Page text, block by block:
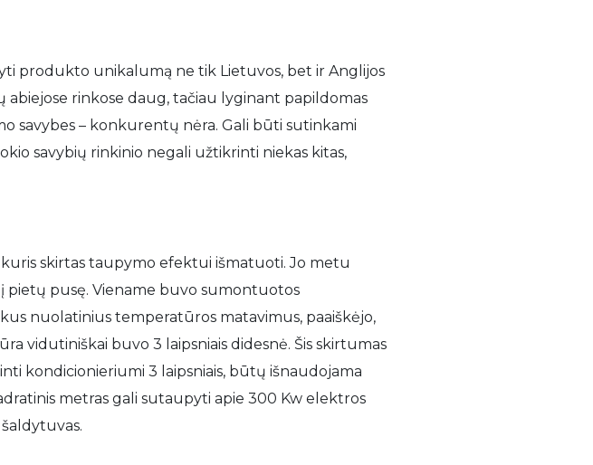
produkto unikalumą ne tik Lietuvos, bet ir Anglijos
rinkose daug, tačiau lyginant papildomas
savybes – konkurentų nėra. Gali būti sutinkami
savybių rinkinio negali užtikrinti niekas kitas,
skirtas taupymo efektui išmatuoti. Jo metu
pusę. Viename buvo sumontuotos
nuolatinius temperatūros matavimus, paaiškėjo,
vidutiniškai buvo 3 laipsniais didesnė. Šis skirtumas
kondicionieriumi 3 laipsniais, būtų išnaudojama
metras gali sutaupyti apie 300 Kw elektros